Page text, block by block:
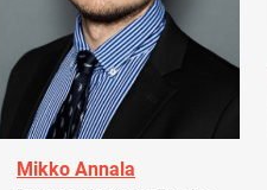
Mikko Annala